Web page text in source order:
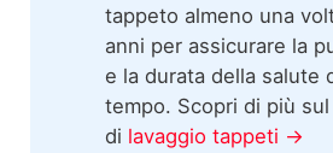
tappeto almeno una
anni per assicurare la
e la durata della salute
tempo. Scopri di più
di lavaggio tappeti →